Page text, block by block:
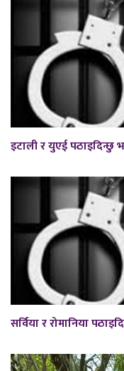
इटाली र युएई पठाइदिन्छु
सर्विया र रोमानिया